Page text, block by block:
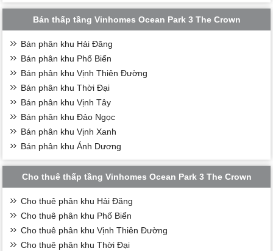
Bán thấp tầng Vinhomes Ocean Park 3 The Crown
Bán phân khu Hải Đăng
Bán phân khu Phố Biển
Bán phân khu Vịnh Thiên Đường
Bán phân khu Thời Đại
Bán phân khu Vịnh Tây
Bán phân khu Đảo Ngọc
Bán phân khu Vịnh Xanh
Bán phân khu Ánh Dương
Cho thuê thấp tầng Vinhomes Ocean Park 3 The Crown
Cho thuê phân khu Hải Đăng
Cho thuê phân khu Phố Biển
Cho thuê phân khu Vịnh Thiên Đường
Cho thuê phân khu Thời Đại